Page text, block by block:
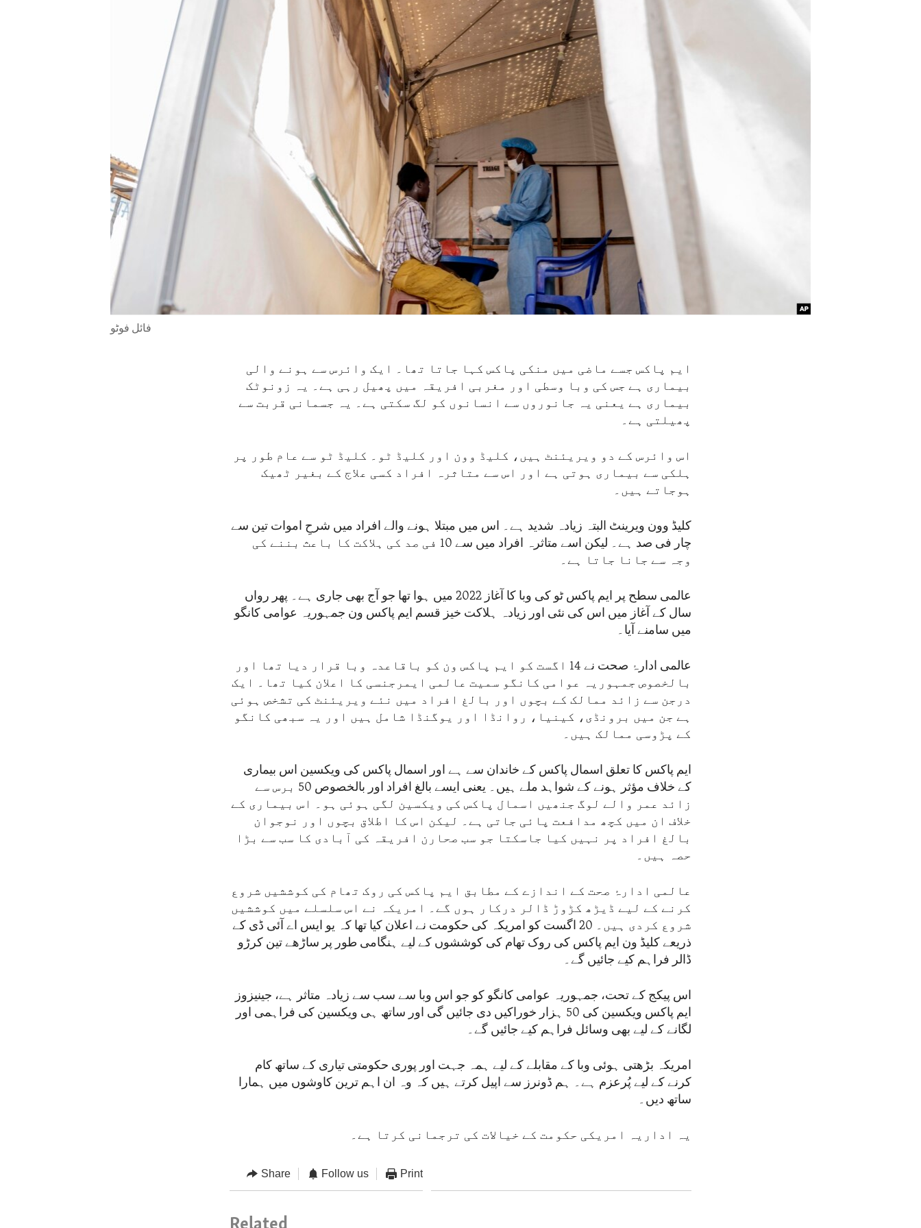
فائل فوٹو
ایم پاکس جسے ماضی میں منکی پاکس کہا جاتا تھا۔ ایک وائرس سے ہونے والی
بیماری ہے جس کی وبا وسطی اور مغربی افریقہ میں پھیل رہی ہے۔ یہ زونوٹک
بیماری ہے یعنی یہ جانوروں سے انسانوں کو لگ سکتی ہے۔ یہ جسمانی قربت سے
پھیلتی ہے۔
اس وائرس کے دو ویریئنٹ ہیں، کلیڈ وون اور کلیڈ ٹو۔ کلیڈ ٹو سے عام طور پر
ہلکی سے بیماری ہوتی ہے اور اس سے متاثرہ افراد کسی علاج کے بغیر ٹھیک
ہوجاتے ہیں۔
کلیڈ وون ویرینٹ البتہ زیادہ شدید ہے۔ اس میں مبتلا ہونے والے افراد میں شرحِ اموات تین سے
چار فی صد ہے۔ لیکن اسے متاثرہ افراد میں سے 10 فی صد کی ہلاکت کا باعث بننے کی
وجہ سے جانا جاتا ہے۔
عالمی سطح پر ایم پاکس ٹو کی وبا کا آغاز 2022 میں ہوا تھا جو آج بھی جاری ہے۔ پھر رواں
سال کے آغاز میں اس کی نئی اور زیادہ ہلاکت خیز قسم ایم پاکس ون جمہوریہ عوامی کانگو
میں سامنے آیا۔
عالمی ادارۂ صحت نے 14 اگست کو ایم پاکس ون کو باقاعدہ وبا قرار دیا تھا اور
بالخصوص جمہوریہ عوامی کانگو سمیت عالمی ایمرجنسی کا اعلان کیا تھا۔ ایک
درجن سے زائد ممالک کے بچوں اور بالغ افراد میں نئے ویریئنٹ کی تشخص ہوئی
ہے جن میں برونڈی، کینیا، روانڈا اور یوگنڈا شامل ہیں اور یہ سبھی کانگو
کے پڑوسی ممالک ہیں۔
ایم پاکس کا تعلق اسمال پاکس کے خاندان سے ہے اور اسمال پاکس کی ویکسین اس بیماری
کے خلاف مؤثر ہونے کے شواہد ملے ہیں۔ یعنی ایسے بالغ افراد اور بالخصوص 50 برس سے
زائد عمر والے لوگ جنھیں اسمال پاکس کی ویکسین لگی ہوئی ہو۔ اس بیماری کے
خلاف ان میں کچھ مدافعت پائی جاتی ہے۔ لیکن اس کا اطلاق بچوں اور نوجوان
بالغ افراد پر نہیں کیا جاسکتا جو سب صحارن افریقہ کی آبادی کا سب سے بڑا
حصہ ہیں۔
عالمی ادارۂ صحت کے اندازے کے مطابق ایم پاکس کی روک تھام کی کوششیں شروع
کرنے کے لیے ڈیڑھ کڑوڑ ڈالر درکار ہوں گے۔ امریکہ نے اس سلسلے میں کوششیں
شروع کردی ہیں۔ 20 اگست کو امریکہ کی حکومت نے اعلان کیا تھا کہ یو ایس اے آئی ڈی کے
ذریعے کلیڈ ون ایم پاکس کی روک تھام کی کوششوں کے لیے ہنگامی طور پر ساڑھے تین کرڑو
ڈالر فراہم کیے جائیں گے۔
اس پیکج کے تحت، جمہوریہ عوامی کانگو کو جو اس وبا سے سب سے زیادہ متاثر ہے، جینیزوز
ایم پاکس ویکسین کی 50 ہزار خوراکیں دی جائیں گی اور ساتھ ہی ویکسین کی فراہمی اور
لگانے کے لیے بھی وسائل فراہم کیے جائیں گے۔
امریکہ بڑھتی ہوئی وبا کے مقابلے کے لیے ہمہ جہت اور پوری حکومتی تیاری کے ساتھ کام
کرنے کے لیے پُرعزم ہے۔ ہم ڈونرز سے اپیل کرتے ہیں کہ وہ ان اہم ترین کاوشوں میں ہمارا
ساتھ دیں۔
یہ اداریہ امریکی حکومت کے خیالات کی ترجمانی کرتا ہے۔
Share Follow us Print